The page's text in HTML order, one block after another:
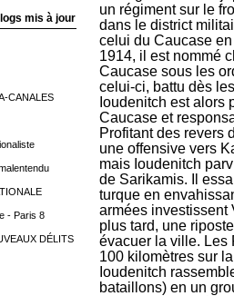
mis à jour
CANALES
- Paris 8
DÉLITS
un régiment sur le
dans le district
celui du Caucase
1914, il est nommé
Caucase sous les
celui-ci, battu dès
Ioudenitch est alors
Caucase et
Profitant des revers
une offensive vers
mais Ioudenitch
de Sarikamis. Il
turque en
armées investissent
plus tard, une
évacuer la ville. Les
100 kilomètres sur
Ioudenitch
bataillons) en un